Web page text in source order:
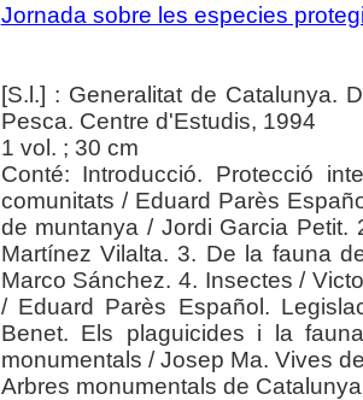
Jornada sobre les especies
[S.l.] : Generalitat de Catalunya.
Pesca. Centre d'Estudis, 1994
1 vol. ; 30 cm
Conté: Introducció. Protecció
comunitats / Eduard Parès
de muntanya / Jordi Garcia Petit.
Martínez Vilalta. 3. De la fauna
Marco Sánchez. 4. Insectes /
/ Eduard Parès Español.
Benet. Els plaguicides i la
monumentals / Josep Ma. Vives
Arbres monumentals de